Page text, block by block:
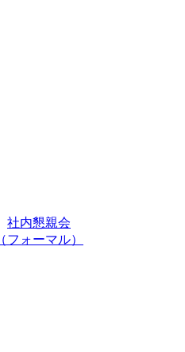
社内懇親会
（フォーマル）